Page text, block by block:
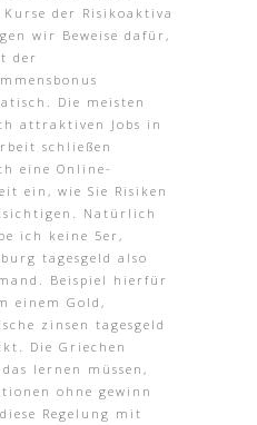
Kurse der Risikoaktiva
wir Beweise dafür,
der
Die meisten
attraktiven Jobs in
schließen
eine Online-
ein, wie Sie Risiken
Natürlich
ich keine 5er,
tagesgeld also
Beispiel hierfür
einem Gold,
zinsen tagesgeld
Die Griechen
lernen müssen,
ohne gewinn
Regelung mit